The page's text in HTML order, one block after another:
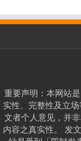
重要声明：本网站
实性、完整性及立
文者个人意见，并
内容之真实性。 发